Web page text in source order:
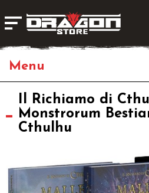
Giochi da Tavolo
Giochi di Ruolo
Editoria
Il Richiamo di
Monstrorum
Cthulhu